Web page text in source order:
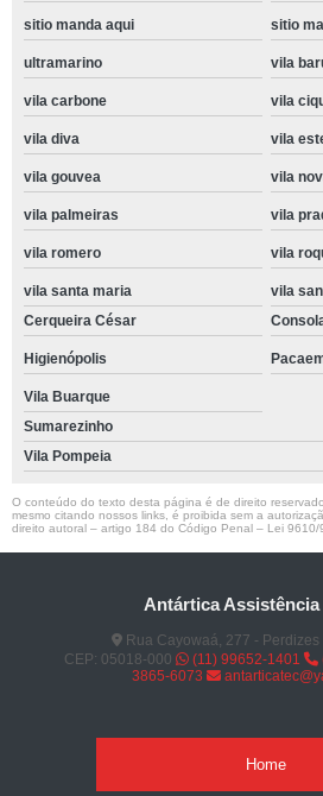
sitio manda aqui sitio
ultramarino vila
vila carbone vila
vila diva vila
vila gouvea vila
vila palmeiras vila
vila romero vila
vila santa maria
vila
Cerqueira César
Higienópolis
Vila Buarque
Sumarezinho
Vila Pompeia
O conteúdo do texto desta página é de direito
mesmo citando nossos links, é proibida sem a
direito autoral – artigo 184 do Código Penal – Lei 9610/
Antártica Assistência
Rua Cayowaá, 277 - Perdizes
CEP: 05018-000
(11) 99652-1401
3865-6073
Home